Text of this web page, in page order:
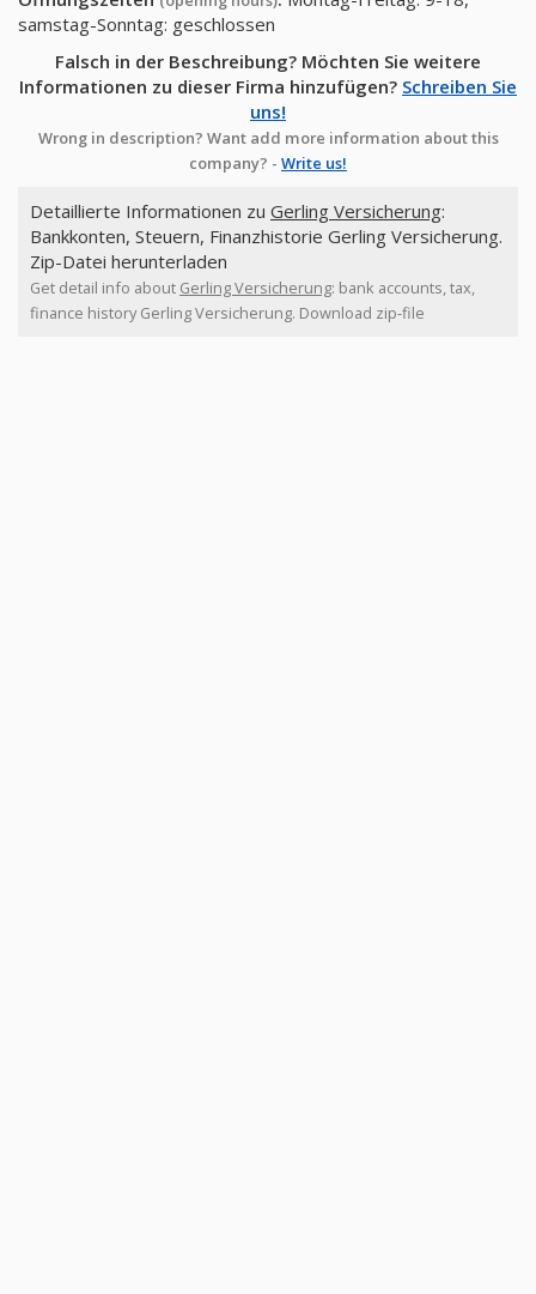
samstag-Sonntag: geschlossen
Falsch in der Beschreibung? Möchten Sie weitere
Informationen zu dieser Firma hinzufügen? Schreiben Sie
uns!
Wrong in description? Want add more information about this
company? - Write us!
Detaillierte Informationen zu Gerling Versicherung:
Bankkonten, Steuern, Finanzhistorie Gerling Versicherung.
Zip-Datei herunterladen
Get detail info about Gerling Versicherung: bank accounts, tax,
finance history Gerling Versicherung. Download zip-file